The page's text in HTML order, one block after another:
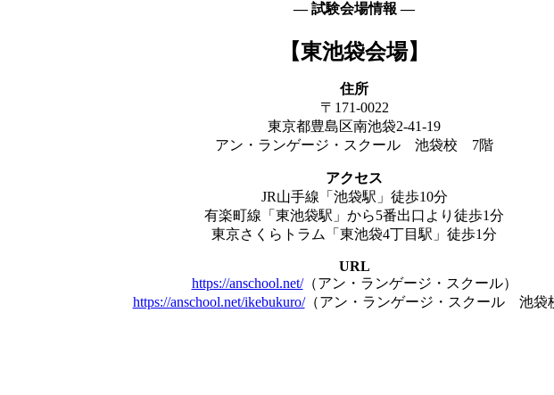
― 試験会場情報 ―
【東池袋会場】
住所
〒171-0022
東京都豊島区南池袋2-41-19
アン・ランゲージ・スクール 池袋校 7階
アクセス
JR山手線「池袋駅」徒歩10分
有楽町線「東池袋駅」から5番出口より徒歩1分
東京さくらトラム「東池袋4丁目駅」徒歩1分
URL
https://anschool.net/（アン・ランゲージ・スクール）
https://anschool.net/ikebukuro/（アン・ランゲージ・スクール 池袋